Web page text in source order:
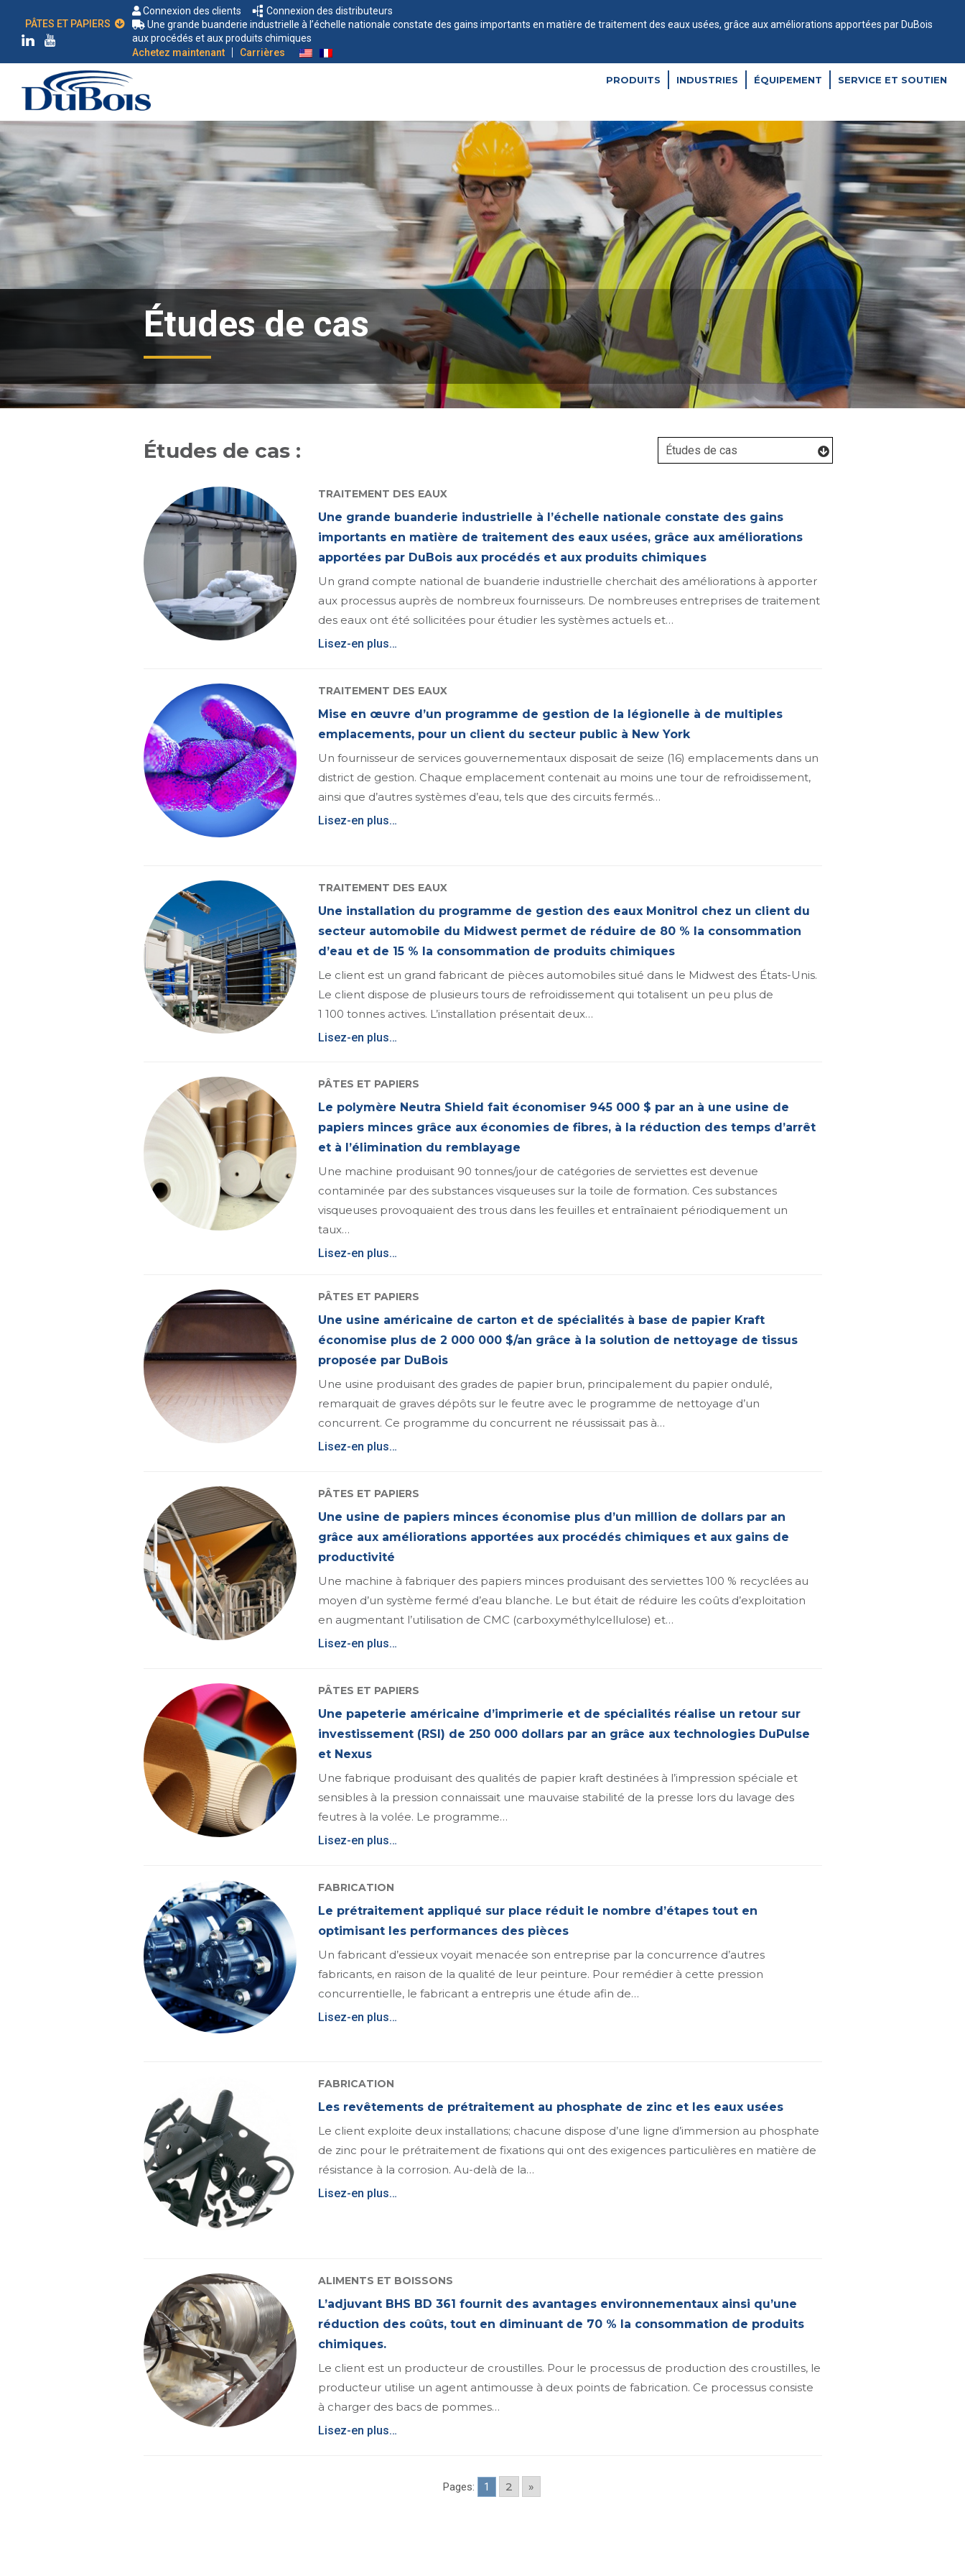
Connexion des clients
Connexion des distributeurs
Une grande buanderie industrielle à l’échelle nationale constate des gains importants en matière de traitement des eaux usées, grâce aux améliorations apportées par DuBois
aux procédés et aux produits chimiques
Achetez maintenant
| Carrières
PRODUITS INDUSTRIES ÉQUIPEMENT SERVICE ET SOUTIEN
Études de cas
Études de cas :
TRAITEMENT DES EAUX
Une grande buanderie industrielle à l’échelle nationale constate des gains
importants en matière de traitement des eaux usées, grâce aux améliorations
apportées par DuBois aux procédés et aux produits chimiques
Un grand compte national de buanderie industrielle cherchait des améliorations à apporter
aux processus auprès de nombreux fournisseurs. De nombreuses entreprises de traitement
des eaux ont été sollicitées pour étudier les systèmes actuels et…
Lisez-en plus…
TRAITEMENT DES EAUX
Mise en œuvre d’un programme de gestion de la légionelle à de multiples
emplacements, pour un client du secteur public à New York
Un fournisseur de services gouvernementaux disposait de seize (16) emplacements dans un
district de gestion. Chaque emplacement contenait au moins une tour de refroidissement,
ainsi que d’autres systèmes d’eau, tels que des circuits fermés…
Lisez-en plus…
TRAITEMENT DES EAUX
Une installation du programme de gestion des eaux Monitrol chez un client du
secteur automobile du Midwest permet de réduire de 80 % la consommation
d’eau et de 15 % la consommation de produits chimiques
Le client est un grand fabricant de pièces automobiles situé dans le Midwest des États-Unis.
Le client dispose de plusieurs tours de refroidissement qui totalisent un peu plus de
1 100 tonnes actives. L’installation présentait deux…
Lisez-en plus…
PÂTES ET PAPIERS
Le polymère Neutra Shield fait économiser 945 000 $ par an à une usine de
papiers minces grâce aux économies de fibres, à la réduction des temps d’arrêt
et à l’élimination du remblayage
Une machine produisant 90 tonnes/jour de catégories de serviettes est devenue
contaminée par des substances visqueuses sur la toile de formation. Ces substances
visqueuses provoquaient des trous dans les feuilles et entraînaient périodiquement un
taux…
Lisez-en plus…
PÂTES ET PAPIERS
Une usine américaine de carton et de spécialités à base de papier Kraft
économise plus de 2 000 000 $/an grâce à la solution de nettoyage de tissus
proposée par DuBois
Une usine produisant des grades de papier brun, principalement du papier ondulé,
remarquait de graves dépôts sur le feutre avec le programme de nettoyage d’un
concurrent. Ce programme du concurrent ne réussissait pas à…
Lisez-en plus…
PÂTES ET PAPIERS
Une usine de papiers minces économise plus d’un million de dollars par an
grâce aux améliorations apportées aux procédés chimiques et aux gains de
productivité
Une machine à fabriquer des papiers minces produisant des serviettes 100 % recyclées au
moyen d’un système fermé d’eau blanche. Le but était de réduire les coûts d’exploitation
en augmentant l’utilisation de CMC (carboxyméthylcellulose) et…
Lisez-en plus…
PÂTES ET PAPIERS
Une papeterie américaine d’imprimerie et de spécialités réalise un retour sur
investissement (RSI) de 250 000 dollars par an grâce aux technologies DuPulse
et Nexus
Une fabrique produisant des qualités de papier kraft destinées à l’impression spéciale et
sensibles à la pression connaissait une mauvaise stabilité de la presse lors du lavage des
feutres à la volée. Le programme…
Lisez-en plus…
FABRICATION
Le prétraitement appliqué sur place réduit le nombre d’étapes tout en
optimisant les performances des pièces
Un fabricant d’essieux voyait menacée son entreprise par la concurrence d’autres
fabricants, en raison de la qualité de leur peinture. Pour remédier à cette pression
concurrentielle, le fabricant a entrepris une étude afin de…
Lisez-en plus…
FABRICATION
Les revêtements de prétraitement au phosphate de zinc et les eaux usées
Le client exploite deux installations; chacune dispose d’une ligne d’immersion au phosphate
de zinc pour le prétraitement de fixations qui ont des exigences particulières en matière de
résistance à la corrosion. Au-delà de la…
Lisez-en plus…
ALIMENTS ET BOISSONS
L’adjuvant BHS BD 361 fournit des avantages environnementaux ainsi qu’une
réduction des coûts, tout en diminuant de 70 % la consommation de produits
chimiques.
Le client est un producteur de croustilles. Pour le processus de production des croustilles, le
producteur utilise un agent antimousse à deux points de fabrication. Ce processus consiste
à charger des bacs de pommes…
Lisez-en plus…
Pages: 1 2 »